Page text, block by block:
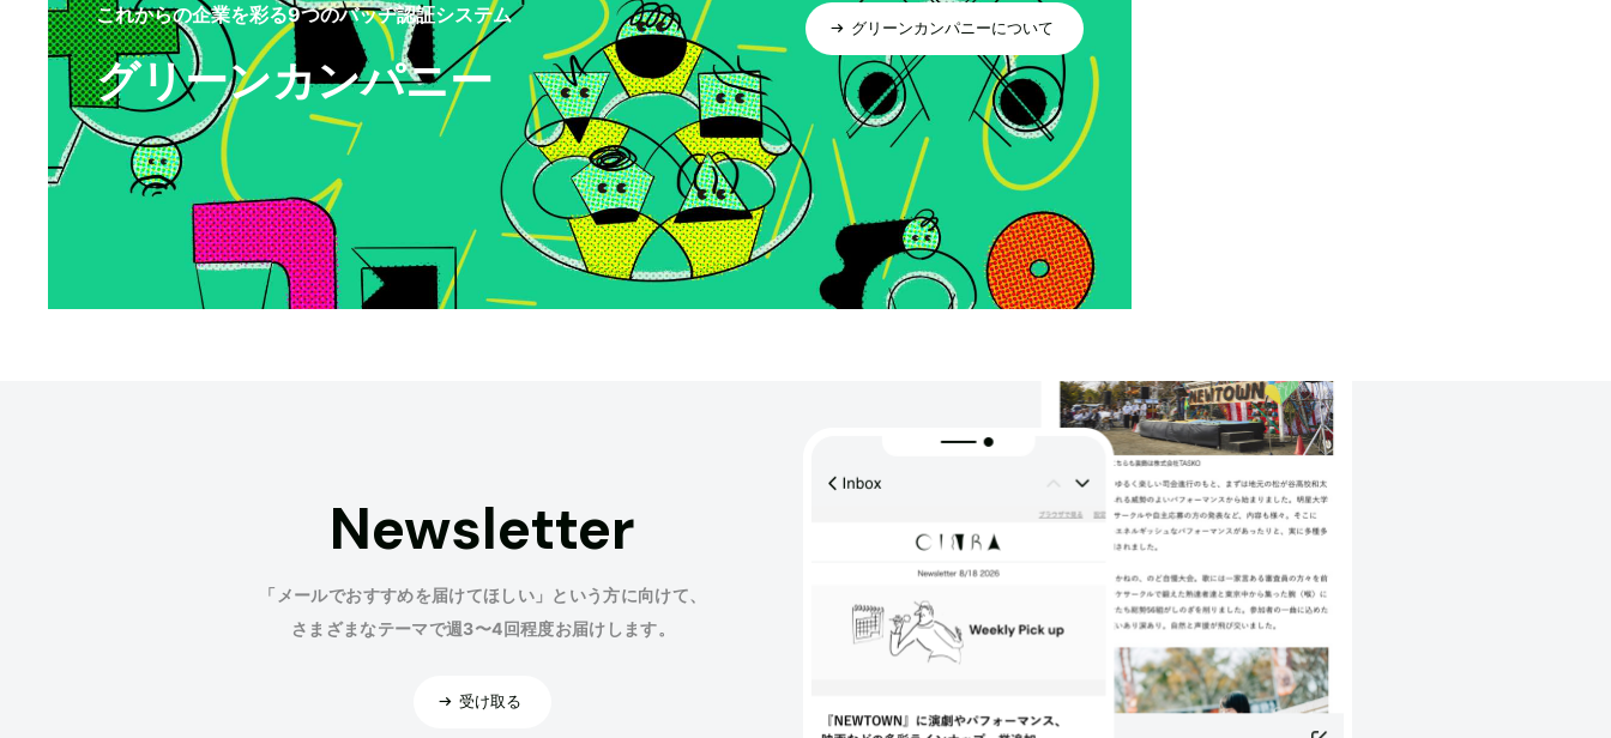
これからの企業を彩る9つのバッヂ認証システム
グリーンカンパニー
グリーンカンパニーについて
Newsletter
「メールでおすすめを届けてほしい」という方に向けて、
さまざまなテーマで週3〜4回程度お届けします。
受け取る